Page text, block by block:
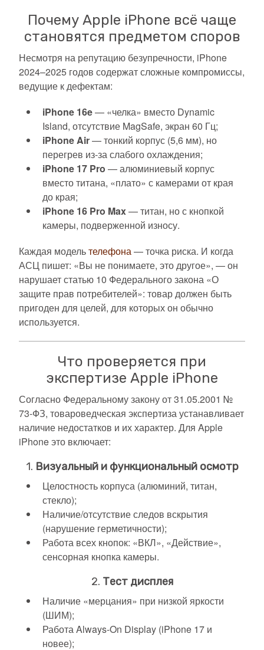
Почему Apple iPhone всё чаще
становятся предметом споров
Несмотря на репутацию безупречности, iPhone
2024–2025 годов содержат сложные компромиссы,
ведущие к дефектам:
iPhone 16e— «челка» вместо Dynamic
Island, отсутствие MagSafe, экран 60 Гц;
iPhone Air— тонкий корпус (5,6 мм), но
перегрев из-за слабого охлаждения;
iPhone 17 Pro — алюминиевый корпус
вместо титана, «плато» с камерами от края
до края;
iPhone 16 Pro Max— титан, но с кнопкой
камеры, подверженной износу.
Каждая модельтелефона— точка риска. И когда
АСЦ пишет: «Вы не понимаете, это другое», — он
нарушает статью 10 Федерального закона «О
защите прав потребителей»: товар должен быть
пригоден для целей, для которых он обычно
используется.
Что проверяется при
экспертизе Apple iPhone
Согласно Федеральному закону от 31.05.2001 №
73-ФЗ, товароведческая экспертиза устанавливает
наличие недостатков и их характер. Для Apple
iPhone это включает:
1. Визуальный и функциональный осмотр
Целостность корпуса (алюминий, титан,
стекло);
Наличие/отсутствие следов вскрытия
(нарушение герметичности);
Работа всех кнопок: «ВКЛ», «Действие»,
сенсорная кнопка камеры.
2. Тест дисплея
Наличие «мерцания» при низкой яркости
(ШИМ);
Работа Always-On Display (iPhone 17 и
новее);